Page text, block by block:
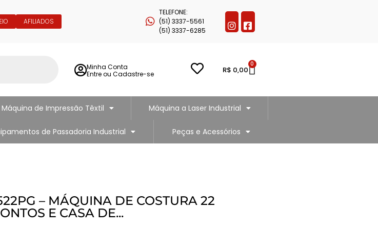
AFILIADOS
TELEFONE:
(51) 3337-5561
(51) 3337-6285
Minha Conta
Entre ou Cadastre-se
R$ 0,00
0
Máquina de Impressão Têxtil Máquina a Laser Industrial
de Passadoria Industrial Peças e Acessórios
– MÁQUINA DE COSTURA 22
E CASA DE...